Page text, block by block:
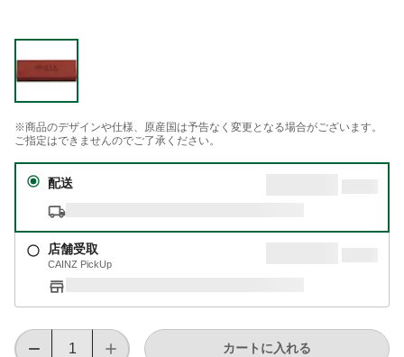
※商品のデザインや仕様、原産国は予告なく変更となる場合がございます。
ご指定はできませんのでご了承ください。
配送
店舗受取
CAINZ PickUp
カートに入れる